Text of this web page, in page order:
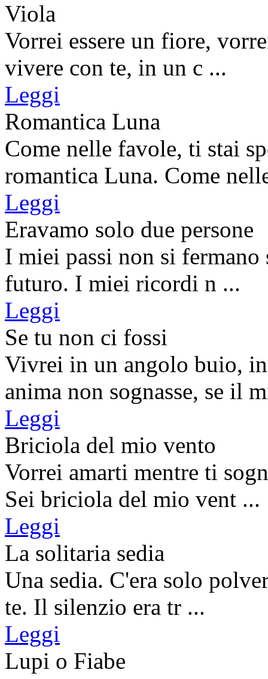
Viola
Vorrei essere un fiore,
vivere con te, in un c ...
Leggi
Romantica Luna
Come nelle favole, ti stai
romantica Luna. Come
Leggi
Eravamo solo due persone
I miei passi non si
futuro. I miei ricordi n ...
Leggi
Se tu non ci fossi
Vivrei in un angolo buio, in
anima non sognasse, se il
Leggi
Briciola del mio vento
Vorrei amarti mentre ti
Sei briciola del mio vent ...
Leggi
La solitaria sedia
Una sedia. C'era solo
te. Il silenzio era tr ...
Leggi
Lupi o Fiabe